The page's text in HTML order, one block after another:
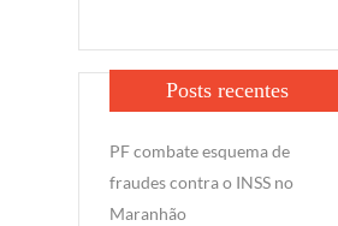
Posts recentes
PF combate esquema de
fraudes contra o INSS no
Maranhão